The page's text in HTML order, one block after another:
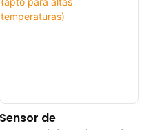
Sensor de